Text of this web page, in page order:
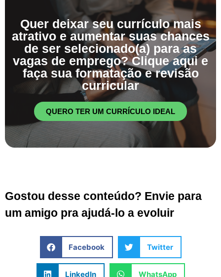
Quer deixar seu currículo mais
atrativo e aumentar suas chances
de ser selecionado(a) para as
vagas de emprego? Clique aqui e
faça sua formatação e revisão
curricular
QUERO TER UM CURRÍCULO IDEAL
Gostou desse conteúdo? Envie para
um amigo pra ajudá-lo a evoluir
Facebook Twitter
LinkedIn WhatsApp